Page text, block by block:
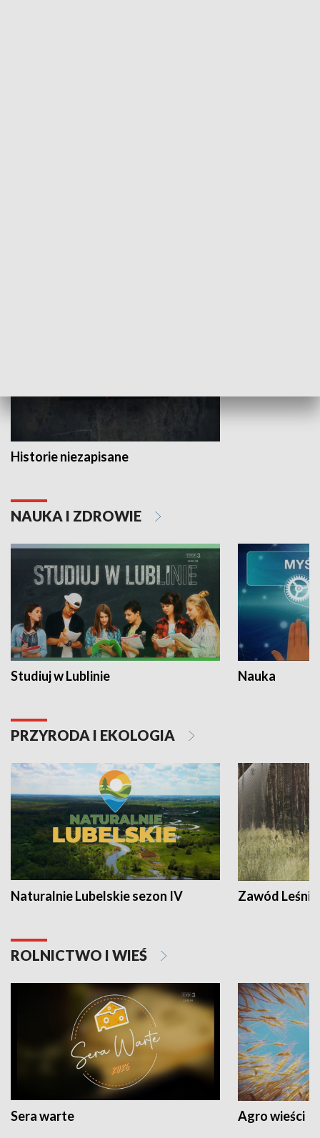
Historie niezapisane
NAUKA I ZDROWIE
Studiuj w Lublinie Nauka
PRZYRODA I EKOLOGIA
Naturalnie Lubelskie sezon IV Zawód Leśnik
ROLNICTWO I WIEŚ
Sera warte Agro wieści